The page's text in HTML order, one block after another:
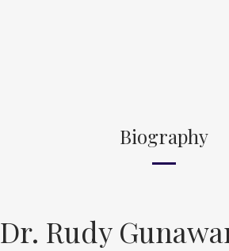
Biography
Dr. Rudy